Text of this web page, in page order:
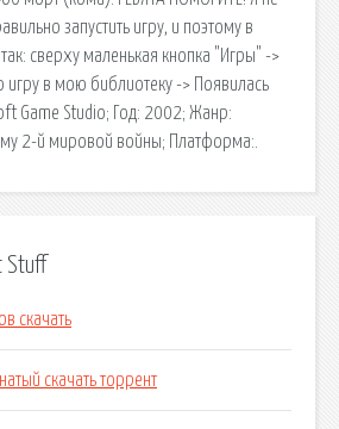
запустить игру, и поэтому в
сверху маленькая кнопка "Игры" ->
игру в мою библиотеку -> Появилась
Game Studio; Год: 2002; Жанр:
2-й мировой войны; Платформа:.
Stuff
скачать
скачать торрент